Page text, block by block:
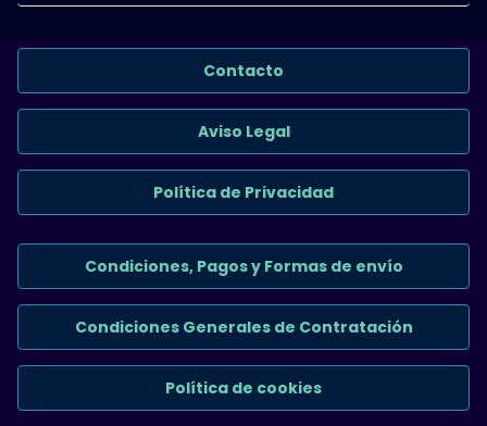
Contacto
Aviso Legal
Política de Privacidad
Condiciones, Pagos y Formas de envío
Condiciones Generales de Contratación
Política de cookies